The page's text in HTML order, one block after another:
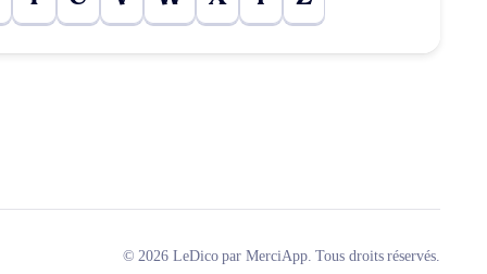
© 2026 LeDico par MerciApp. Tous droits réservés.